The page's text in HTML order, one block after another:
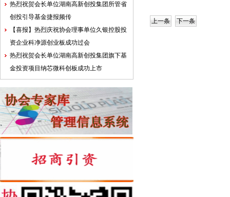
热烈祝贺会长单位湖南高新创投集团所管省
创投引导基金捷报频传
【喜报】热烈庆祝协会理事单位久银控股投
资企业科净源创业板成功过会
热烈祝贺会长单位湖南高新创投集团旗下基
金投资项目纳芯微科创板成功上市
上一条 下一条